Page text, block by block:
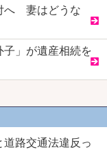
へ 妻はどうな
子」が遺産相続を
路交通法違反っ